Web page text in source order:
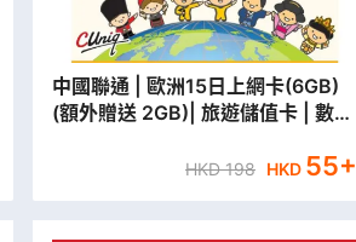
中國聯通 | 歐洲15日上網卡(6GB)
(額外贈送 2GB)| 旅遊儲值卡 | 數據
HKD198 HKD 55+